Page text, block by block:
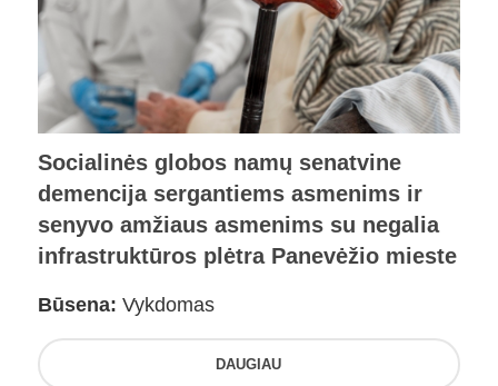
Socialinės globos namų senatvine
demencija sergantiems asmenims ir
senyvo amžiaus asmenims su negalia
infrastruktūros plėtra Panevėžio mieste
Būsena: Vykdomas
DAUGIAU